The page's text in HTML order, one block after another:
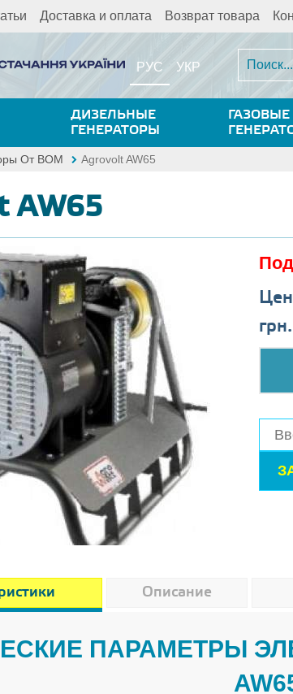
Доставка и оплата Возврат товара
РУС УКР
ДИЗЕЛЬНЫЕ
ГЕНЕРАТОРЫ
ГАЗОВЫЕ
От ВОМ Agrovolt AW65
AW65
грн.
Описание
ПАРАМЕТРЫ